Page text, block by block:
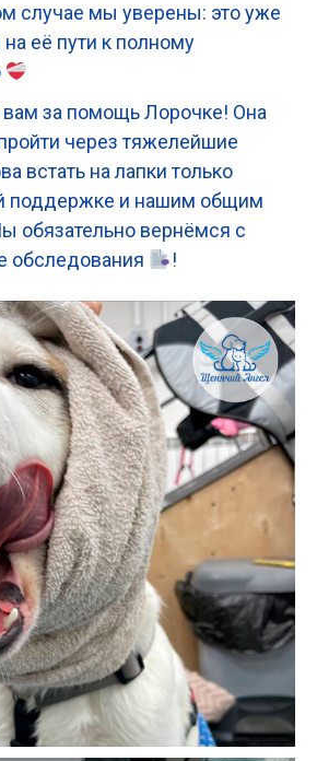
случае мы уверены: это уже
её пути к полному
вам за помощь Лорочке! Она
через тяжелейшие
встать на лапки только
поддержке и нашим общим
обязательно вернёмся с
обследования
!